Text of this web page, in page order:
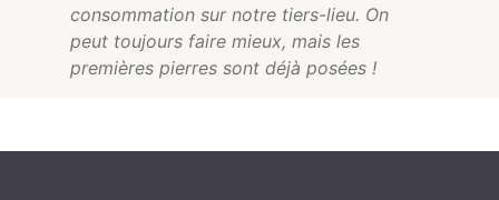
consommation sur notre tiers-lieu. On
peut toujours faire mieux, mais les
premières pierres sont déjà posées !